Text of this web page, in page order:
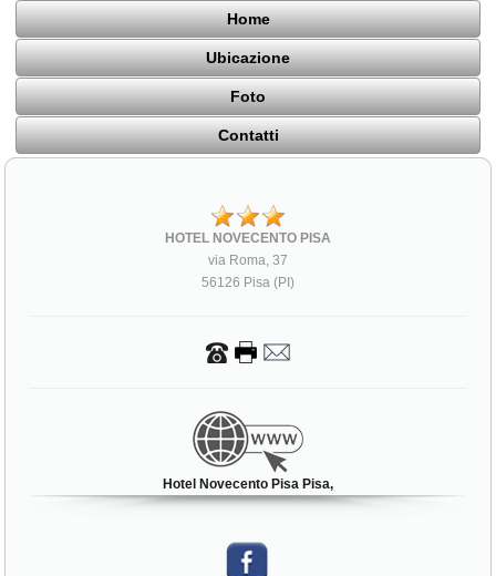
Home
Ubicazione
Foto
Contatti
HOTEL NOVECENTO PISA
via Roma, 37
56126 Pisa (PI)
Hotel Novecento Pisa Pisa,